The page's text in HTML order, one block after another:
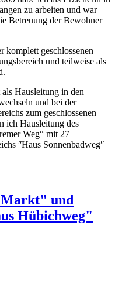
zu arbeiten und war
Betreuung der Bewohner
komplett geschlossenen
und teilweise als
Hausleitung in den
und bei der
zum geschlossenen
ich Hausleitung des
Weg“ mit 27
ʺHaus Sonnenbadwegʺ
und
Hübichweg"